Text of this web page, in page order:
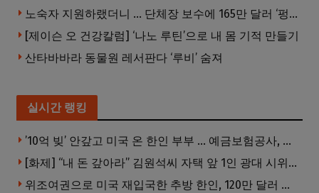
노숙자 지원하랬더니 … 단체장 보수에 165만 달러 ‘펑펑’
[제이슨 오 건강칼럼] ‘나노 루틴’으로 내 몸 기적 만들기
산타바바라 동물원 레서판다 ‘루비’ 숨져
실시간 랭킹
’10억 빚’ 안갚고 미국 온 한인 부부 … 예금보험공사, 미국서 소송
[화제] “내 돈 갚아라” 김원석씨 자택 앞 1인 광대 시위 … 한인 투자사, “108만 달러 못받아”
위조여권으로 미국 재입국한 추방 한인, 120만 달러 은행 사기 행각